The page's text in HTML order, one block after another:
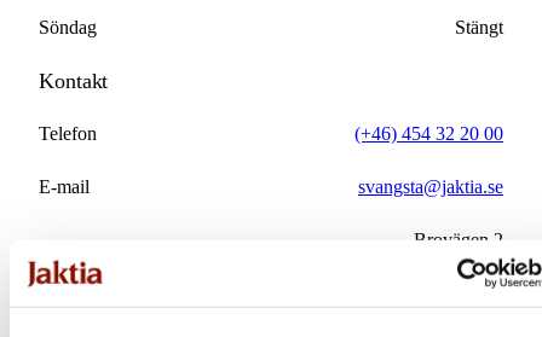
Söndag Stängt
Kontakt
Telefon (+46) 454 32 20 00
E-mail svangsta@jaktia.se
Brovägen 2
Svängsta